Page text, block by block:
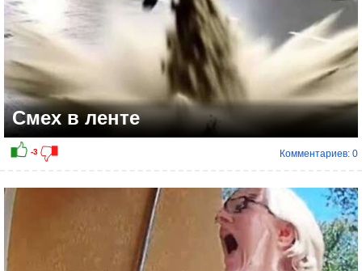
Смех в ленте
Комментариев: 0